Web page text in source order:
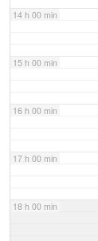
14 h 00 min
15 h 00 min
16 h 00 min
17 h 00 min
18 h 00 min